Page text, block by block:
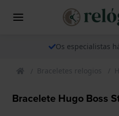
Os especialistas
Braceletes relogios
Bracelete Hugo Boss